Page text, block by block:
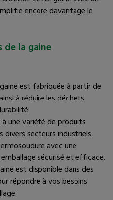
encore davantage le
de la gaine
est fabriquée à partir de
à réduire les déchets
à une variété de produits
secteurs industriels.
avec une
sécurisé et efficace.
est disponible dans des
répondre à vos besoins